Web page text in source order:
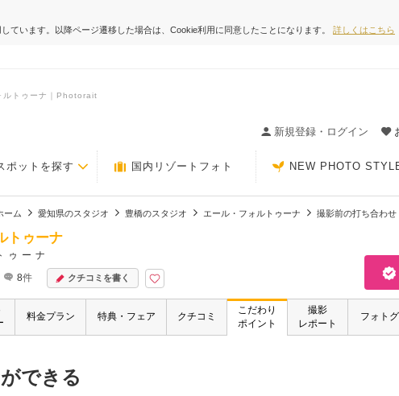
ています。以降ページ遷移した場合は、Cookie利用に同意したことになります。 詳しくはこちら
ルトゥーナ｜Photorait
新規登録・ログイン
ポットを探す 国内リゾートフォト NEW PHOTO
ーム 愛知県のスタジオ 豊橋のスタジオ エール・フォルトゥーナ 撮影前の打ち合わせ
トゥーナ
ゥーナ
8件 クチコミを書く
料金プラン 特典・フェア クチコミ
こだわり
ポイント
撮影
レポート
フォト
できる